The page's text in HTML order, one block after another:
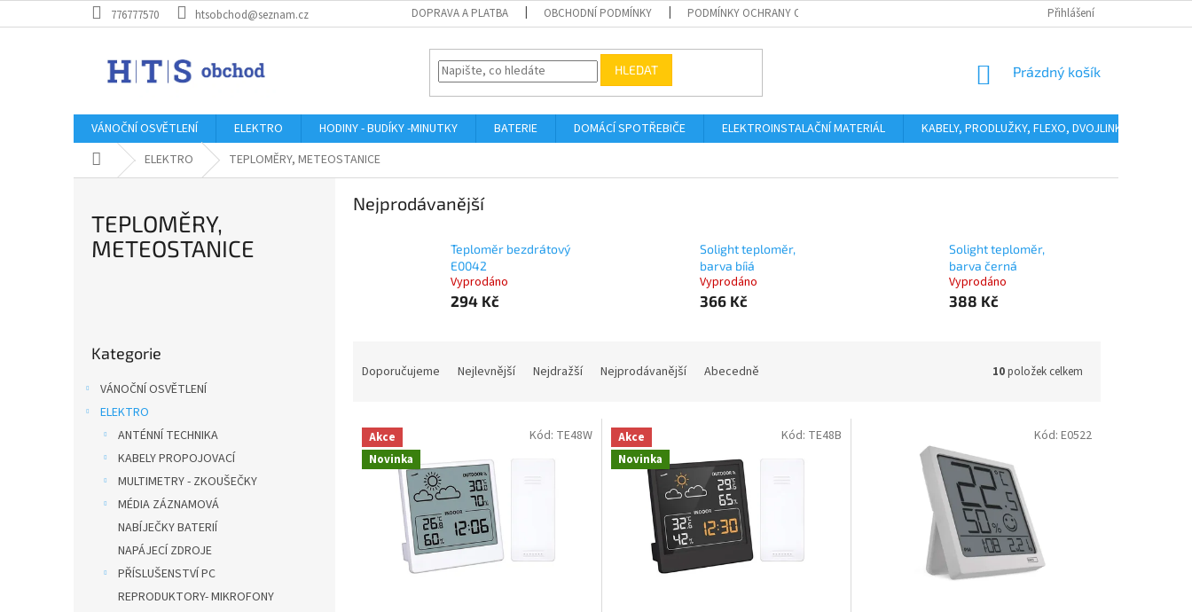
na
776777570 htsobchod@seznam.cz DOPRAVA A PLATBA OBCHODNÍ PODMÍNKY PODMÍNKY OCHRANY OSOBNÍCH ÚDAJŮ Přihlášení
HLEDAT
NÁKUPNÍ
Prázdný košík
VÁNOČNÍ OSVĚTLENÍ ELEKTRO HODINY - BUDÍKY -MINUTKY BATERIE DOMÁCÍ SPOTŘEBIČE ELEKTROINSTALAČNÍ MATERIÁL KABELY, PRODLUŽKY, FLEXO, DVOJLINKY
Domů ELEKTRO TEPLOMĚRY, METEOSTANICE
TEPLOMĚRY,
METEOSTANICE
kategorie
Kategorie
VÁNOČNÍ OSVĚTLENÍ
ELEKTRO
ANTÉNNÍ TECHNIKA
KABELY PROPOJOVACÍ
MULTIMETRY - ZKOUŠEČKY
MÉDIA ZÁZNAMOVÁ
NABÍJEČKY BATERIÍ
NAPÁJECÍ ZDROJE
PŘÍSLUŠENSTVÍ PC
REPRODUKTORY- MIKROFONY
Nejprodávanější
Teploměr bezdrátový
E0042
Vyprodáno
294 Kč
Solight teploměr,
barva bíiá
Vyprodáno
366 Kč
Solight teploměr,
barva černá
Vyprodáno
388 Kč
n
p
Doporučujeme Nejlevnější Nejdražší Nejprodávanější Abecedně 10položek celkem
V
p
Akce
Novinka
Kód: TE48W
Akce
Novinka
Kód: TE48B Kód: E0522